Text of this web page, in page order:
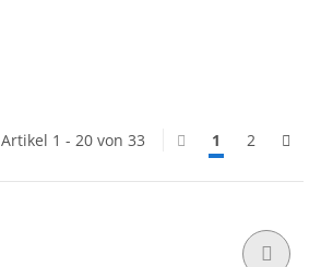
Artikel 1 - 20 von 33 1 2